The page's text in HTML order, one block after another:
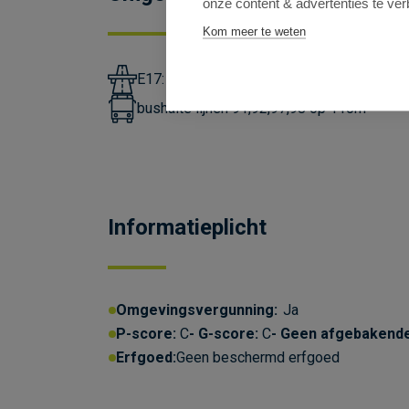
E17: 750m
bushalte lijnen 91,92,97,98 op 110m
Informatieplicht
Omgevingsvergunning: Ja
P-score: C G-score: C Geen
Erfgoed:Geen beschermd erfgoed
Kom meer te weten